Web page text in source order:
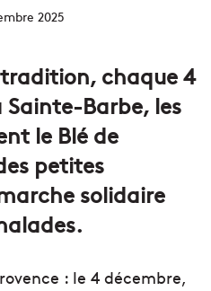
2025
chaque 4
Barbe, les
le Blé de
petites
solidaire
: le 4 décembre,